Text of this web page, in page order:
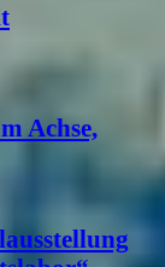
Achse,